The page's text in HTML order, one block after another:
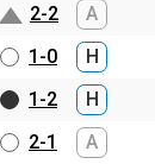
2-2 A
1-0 H
1-2 H
2-1 A